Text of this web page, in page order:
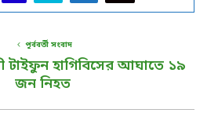
পূর্ববর্তী সংবাদ
টাইফুন হাগিবিসের আঘাতে ১৯
জন নিহত